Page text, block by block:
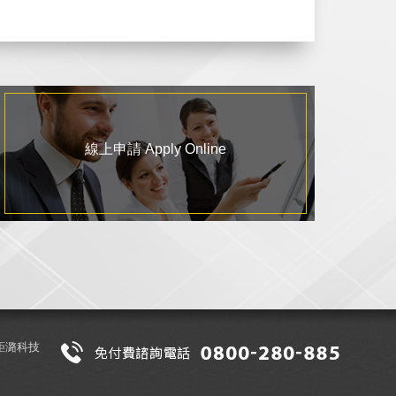
線上申請 Apply Online
潞科技